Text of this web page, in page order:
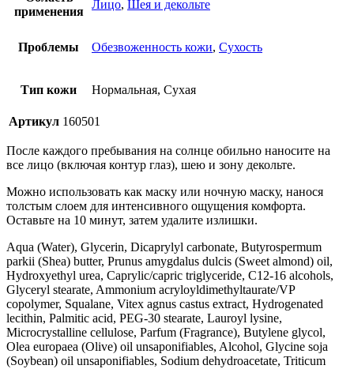
применения
Лицо, Шея и декольте
Проблемы Обезвоженность кожи, Сухость
Тип кожи Нормальная, Сухая
Артикул 160501
После каждого пребывания на солнце обильно наносите на
все лицо (включая контур глаз), шею и зону декольте.
Можно использовать как маску или ночную маску, нанося
толстым слоем для интенсивного ощущения комфорта.
Оставьте на 10 минут, затем удалите излишки.
Aqua (Water), Glycerin, Dicaprylyl carbonate, Butyrospermum
parkii (Shea) butter, Prunus amygdalus dulcis (Sweet almond) oil,
Hydroxyethyl urea, Caprylic/capric triglyceride, C12-16 alcohols,
Glyceryl stearate, Ammonium acryloyldimethyltaurate/VP
copolymer, Squalane, Vitex agnus castus extract, Hydrogenated
lecithin, Palmitic acid, PEG-30 stearate, Lauroyl lysine,
Microcrystalline cellulose, Parfum (Fragrance), Butylene glycol,
Olea europaea (Olive) oil unsaponifiables, Alcohol, Glycine soja
(Soybean) oil unsaponifiables, Sodium dehydroacetate, Triticum